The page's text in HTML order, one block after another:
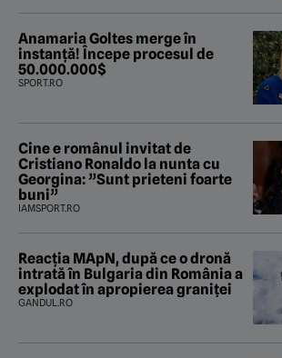
Anamaria Goltes merge în
instanță! Începe procesul de
50.000.000$
SPORT.RO
Cine e românul invitat de
Cristiano Ronaldo la nunta cu
Georgina: ”Sunt prieteni foarte
buni”
IAMSPORT.RO
Reacția MApN, după ce o dronă
intrată în Bulgaria din România a
explodat în apropierea graniței
GANDUL.RO